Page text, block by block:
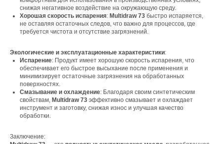
снижая негативное воздействие на окружающую среду.
Хорошая скорость испарения: Multidraw 73 быстро испаряется,
не оставляя остаточных следов, что важно для процессов, где
требуется чистота и отсутствие загрязнений.
Экологические и эксплуатационные характеристики:
Испарение: Продукт имеет хорошую скорость испарения, что
обеспечивает его быстрое высыхание после применения и
минимизирует остаточные загрязнения на обработанных
поверхностях.
Смазывание и охлаждение: Благодаря своим синтетическим
свойствам, Multidraw 73 эффективно смазывает и охлаждает
инструмент и заготовку, снижая износ и улучшая качество
обработки.
Заключение:
Свяжитесь с нами
Контакты
г. Москва, вн. тер. г. муниципальный округ
Ломоносовский, ул. Академика Пилюгина, д.
12, к. 1, помещ. 3/1
Офис компании: